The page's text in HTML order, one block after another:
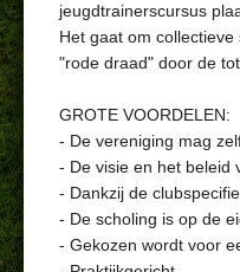
jeugdtrainerscursus
Het gaat om
"rode draad" door de
GROTE VOORDELEN:
- De vereniging mag
- De visie en het beleid
- Dankzij de
- De scholing is op de
- Gekozen wordt voor